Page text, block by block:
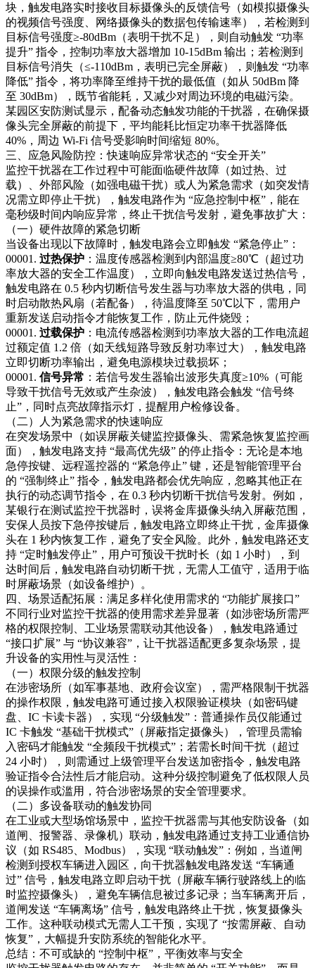
块，触发电路实时接收目标摄像头的反馈信号（如模拟摄像头
的视频信号强度、网络摄像头的数据包传输速率），若检测到
目标信号强度≥-80dBm（表明干扰不足），则自动触发 “功率
提升” 指令，控制功率放大器增加 10-15dBm 输出；若检测到
目标信号消失（≤-110dBm，表明已完全屏蔽），则触发 “功率
降低” 指令，将功率降至维持干扰的最低值（如从 50dBm 降
至 30dBm），既节省能耗，又减少对周边环境的电磁污染。
某园区安防测试显示，配备动态触发功能的干扰器，在确保摄
像头完全屏蔽的前提下，平均能耗比恒定功率干扰器降低
40%，周边 Wi-Fi 信号受影响时间缩短 80%。​
三、应急风险防控：快速响应异常状态的 “安全开关”​
监控干扰器在工作过程中可能面临硬件故障（如过热、过
载）、外部风险（如强电磁干扰）或人为紧急需求（如突发情
况需立即停止干扰），触发电路作为 “应急控制中枢”，能在
毫秒级时间内响应异常，终止干扰信号发射，避免事故扩大：​
（一）硬件故障的紧急切断​
当设备出现以下故障时，触发电路会立即触发 “紧急停止”：​
00001. 过热保护 ：温度传感器检测到内部温度≥80℃（超过功
率放大器的安全工作温度），立即向触发电路发送过热信号，
触发电路在 0.5 秒内切断信号发生器与功率放大器的供电，同
时启动散热风扇（若配备），待温度降至 50℃以下，需用户
重新发送启动指令才能恢复工作，防止元件烧毁；​
00001. 过载保护 ：电流传感器检测到功率放大器的工作电流超
过额定值 1.2 倍（如天线短路导致反射功率过大），触发电路
立即切断功率输出，避免电源模块过载损坏；​
00001. 信号异常 ：若信号发生器输出波形失真度≥10%（可能
导致干扰信号无效或产生杂波），触发电路会触发 “信号终
止”，同时点亮故障指示灯，提醒用户检修设备。​
（二）人为紧急需求的快速响应​
在突发场景中（如误屏蔽关键监控摄像头、需紧急恢复监控画
面），触发电路支持 “最高优先级” 的停止指令：无论是本地
急停按键、远程遥控器的 “紧急停止” 键，还是智能管理平台
的 “强制终止” 指令，触发电路都会优先响应，忽略其他正在
执行的动态调节指令，在 0.3 秒内切断干扰信号发射。例如，
某银行在测试监控干扰器时，误将金库摄像头纳入屏蔽范围，
安保人员按下急停按键后，触发电路立即终止干扰，金库摄像
头在 1 秒内恢复工作，避免了安全风险。此外，触发电路还支
持 “定时触发停止”，用户可预设干扰时长（如 1 小时），到
达时间后，触发电路自动切断干扰，无需人工值守，适用于临
时屏蔽场景（如设备维护）。​
四、场景适配拓展：满足多样化使用需求的 “功能扩展接口”​
不同行业对监控干扰器的使用需求差异显著（如涉密场所需严
格的权限控制、工业场景需联动其他设备），触发电路通过
“接口扩展” 与 “协议兼容”，让干扰器适配更多复杂场景，提
升设备的实用性与灵活性：​
（一）权限分级的触发控制​
在涉密场所（如军事基地、政府会议室），需严格限制干扰器
的操作权限，触发电路可通过接入权限验证模块（如密码键
盘、IC 卡读卡器），实现 “分级触发”：普通操作员仅能通过
IC 卡触发 “基础干扰模式”（屏蔽指定摄像头），管理员需输
入密码才能触发 “全频段干扰模式”；若需长时间干扰（超过
24 小时），则需通过上级管理平台发送加密指令，触发电路
验证指令合法性后才能启动。这种分级控制避免了低权限人员
的误操作或滥用，符合涉密场景的安全管理要求。​
（二）多设备联动的触发协同​
在工业或大型场馆场景中，监控干扰器需与其他安防设备（如
道闸、报警器、录像机）联动，触发电路通过支持工业通信协
议（如 RS485、Modbus），实现 “联动触发”：例如，当道闸
检测到授权车辆进入园区，向干扰器触发电路发送 “车辆通
过” 信号，触发电路立即启动干扰（屏蔽车辆行驶路线上的临
时监控摄像头），避免车辆信息被过多记录；当车辆离开后，
道闸发送 “车辆离场” 信号，触发电路终止干扰，恢复摄像头
工作。这种联动模式无需人工干预，实现了 “按需屏蔽、自动
恢复”，大幅提升安防系统的智能化水平。​
总结：不可或缺的 “控制中枢”，平衡效率与安全​